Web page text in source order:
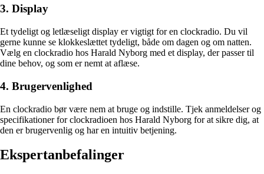
3. Display
Et tydeligt og letlæseligt display er vigtigt for en clockradio. Du vil
gerne kunne se klokkeslættet tydeligt, både om dagen og om natten.
Vælg en clockradio hos Harald Nyborg med et display, der passer til
dine behov, og som er nemt at aflæse.
4. Brugervenlighed
En clockradio bør være nem at bruge og indstille. Tjek anmeldelser og
specifikationer for clockradioen hos Harald Nyborg for at sikre dig, at
den er brugervenlig og har en intuitiv betjening.
Ekspertanbefalinger